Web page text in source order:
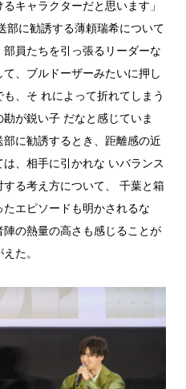
キャラクターだと思います」
部に勧誘する薄頼瑞希について
員たちを引っ張るリーダーな
、ブルドーザーみたいに押し
、そ れによって折れてしまう
が鋭い子 だなと感じていま
に勧誘するとき、距離感の近
、相手に引かれな いバランス
る考え方について、 千葉と箱
エピソードも明かされるな
の熱量の高さも感じることが
た。